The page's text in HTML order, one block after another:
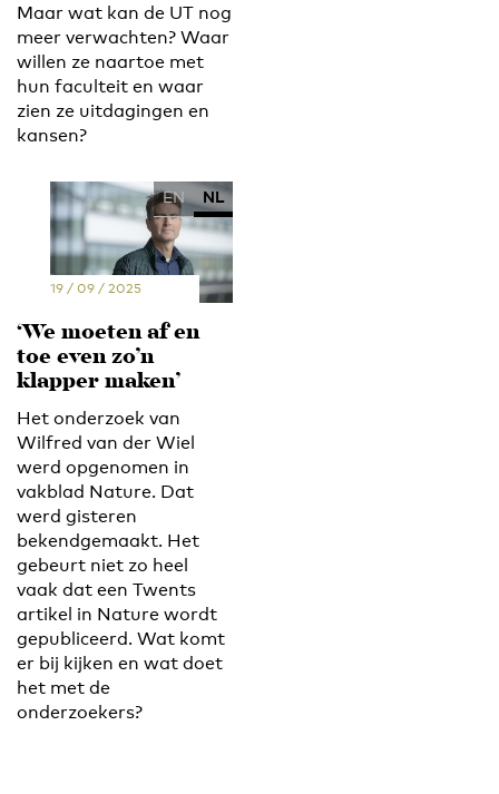
Maar wat kan de UT nog
meer verwachten? Waar
willen ze naartoe met
hun faculteit en waar
zien ze uitdagingen en
kansen?
EN NL
19 / 09 / 2025
‘We moeten af en
toe even zo’n
klapper maken’
Het onderzoek van
Wilfred van der Wiel
werd opgenomen in
vakblad Nature. Dat
werd gisteren
bekendgemaakt. Het
gebeurt niet zo heel
vaak dat een Twents
artikel in Nature wordt
gepubliceerd. Wat komt
er bij kijken en wat doet
het met de
onderzoekers?